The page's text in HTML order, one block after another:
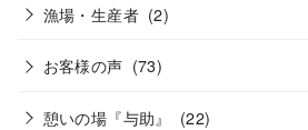
漁場・生産者 (2)
お客様の声 (73)
憩いの場『与助』 (22)